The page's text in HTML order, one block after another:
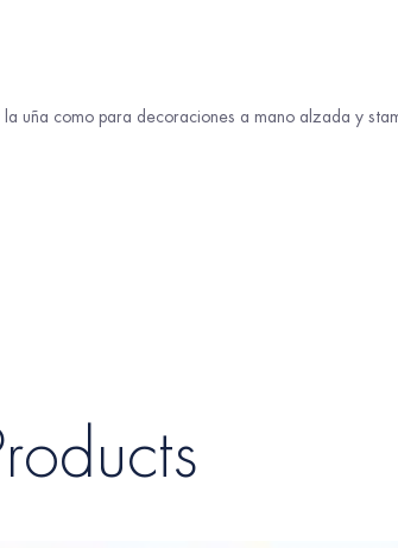
uña como para decoraciones a mano alzada y